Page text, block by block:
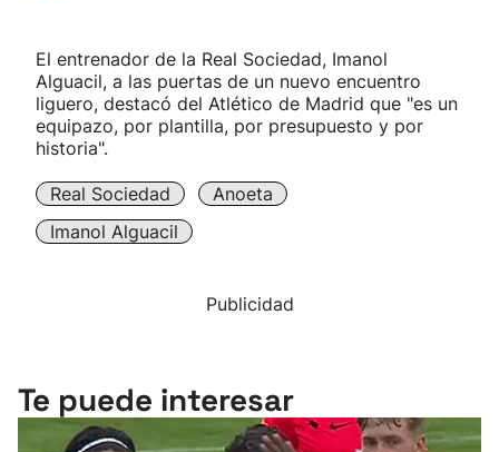
El entrenador de la Real Sociedad, Imanol
Alguacil, a las puertas de un nuevo encuentro
liguero, destacó del Atlético de Madrid que "es un
equipazo, por plantilla, por presupuesto y por
historia".
Real Sociedad
Anoeta
Imanol Alguacil
Publicidad
Te puede interesar